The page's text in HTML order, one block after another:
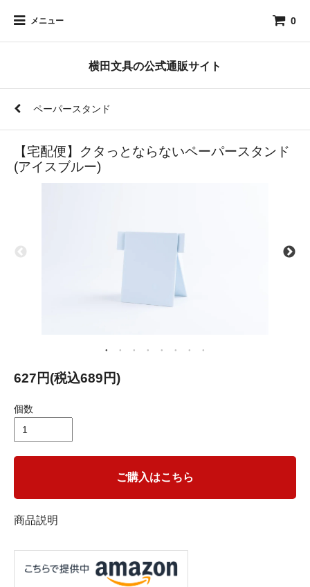
メニュー 0
横田文具の公式通販サイト
ペーパースタンド
【宅配便】クタっとならないペーパースタンド
(アイスブルー)
627円(税込689円)
個数
ご購入はこちら
商品説明